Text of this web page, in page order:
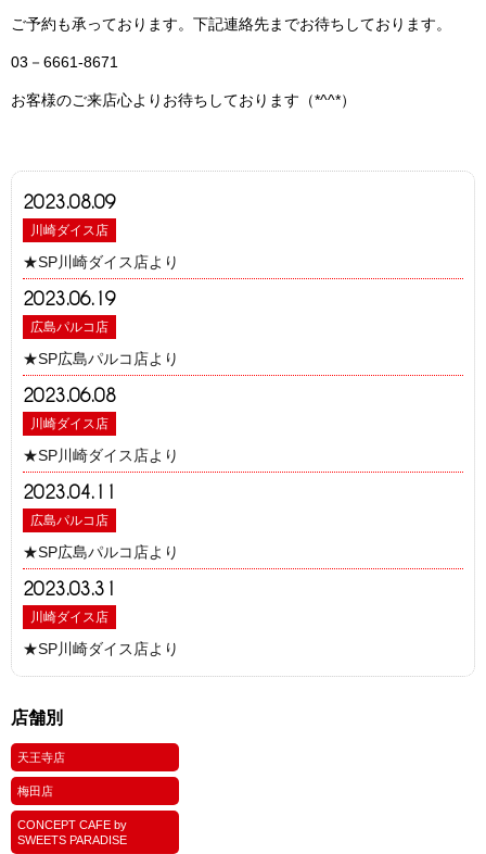
2023.08.09
川崎ダイス店
★SP川崎ダイス店より
2023.06.19
広島パルコ店
★SP広島パルコ店より
2023.06.08
川崎ダイス店
★SP川崎ダイス店より
2023.04.11
広島パルコ店
★SP広島パルコ店より
2023.03.31
川崎ダイス店
★SP川崎ダイス店より
店舗別
天王寺店
梅田店
CONCEPT CAFE by
SWEETS PARADISE
ご予約も承っております。下記連絡先までお待ちしております。
03－6661-8671
お客様のご来店心よりお待ちしております（*^^*）